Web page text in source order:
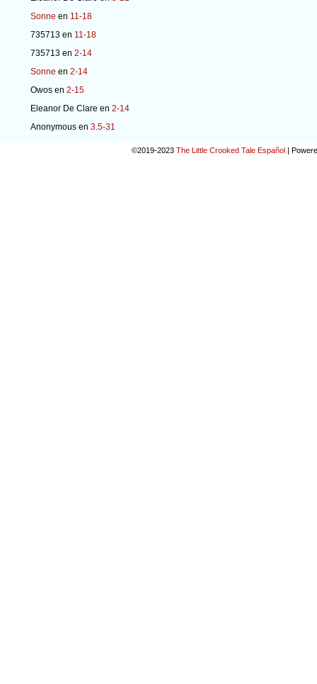
Sonne en 11-18
735713 en 11-18
735713 en 2-14
Sonne en 2-14
Owos en 2-15
Eleanor De Clare en 2-14
Anonymous en 3.5-31
©2019-2023 The Little Crooked Tale Español |